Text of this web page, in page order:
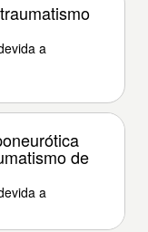
a
de
a